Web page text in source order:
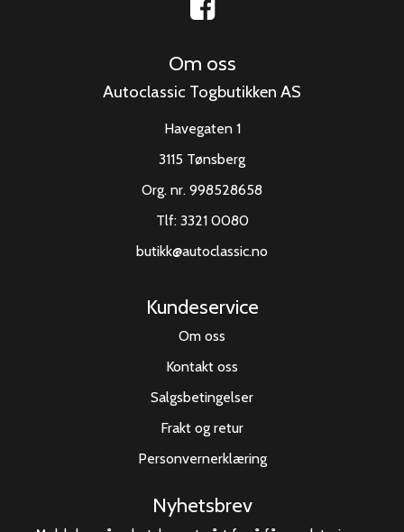
Om oss
Autoclassic Togbutikken AS
Havegaten 1
3115 Tønsberg
Org. nr. 998528658
Tlf: 3321 0080
butikk@autoclassic.no
Kundeservice
Om oss
Kontakt oss
Salgsbetingelser
Frakt og retur
Personvernerklæring
Nyhetsbrev